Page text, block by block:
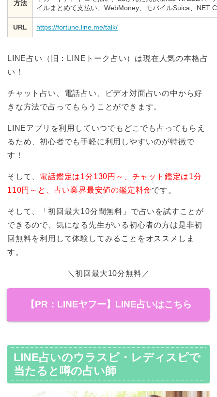
方法
イルまとめて支払い、WebMoney、モバイルSuica、NET
URL https://fortune.line.me/talk/
LINE占い（旧：LINEトーク占い）は現在人気の本格占
い！
チャット占い、電話占い、ビデオ対面占いの中から好
きな方法で占ってもらうことができます。
LINEアプリを利用していつでもどこでも占ってもらえ
るため、初心者でも手軽に利用しやすいのが特徴で
す！
そして、 電話鑑定は1分130円～、チャット鑑定は1分
110円～と、占い業界最安値の鑑定料金です。
そして、「初回最大10分間無料」で占いを試すことが
できるので、気になる先生がいる初心者の方は是非初
回無料を利用して体験してみることをオススメしま
す。
＼初回最大10分無料／
【PR：LINEヤフー】LINE占いはこちら
LINE占いのウラスピ・レディスピで
当たると噂の占い師